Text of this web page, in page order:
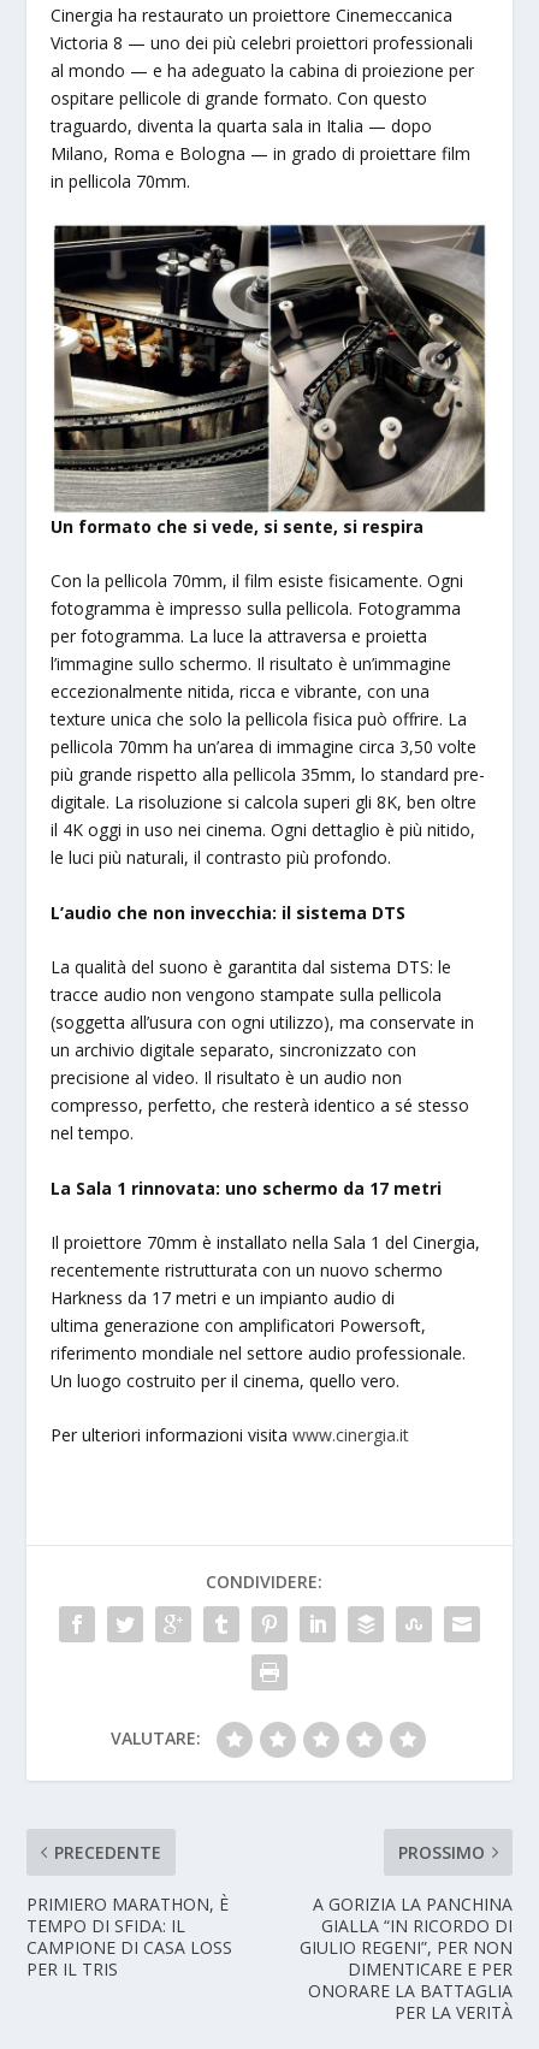
Cinergia ha restaurato un proiettore Cinemeccanica
Victoria 8 — uno dei più celebri proiettori professionali
al mondo — e ha adeguato la cabina di proiezione per
ospitare pellicole di grande formato. Con questo
traguardo, diventa la quarta sala in Italia — dopo
Milano, Roma e Bologna — in grado di proiettare film
in pellicola 70mm.
Un formato che si vede, si sente, si respira
Con la pellicola 70mm, il film esiste fisicamente. Ogni
fotogramma è impresso sulla pellicola. Fotogramma
per fotogramma. La luce la attraversa e proietta
l’immagine sullo schermo. Il risultato è un’immagine
eccezionalmente nitida, ricca e vibrante, con una
texture unica che solo la pellicola fisica può offrire. La
pellicola 70mm ha un’area di immagine circa 3,50 volte
più grande rispetto alla pellicola 35mm, lo standard pre-
digitale. La risoluzione si calcola superi gli 8K, ben oltre
il 4K oggi in uso nei cinema. Ogni dettaglio è più nitido,
le luci più naturali, il contrasto più profondo.
L’audio che non invecchia: il sistema DTS
La qualità del suono è garantita dal sistema DTS: le
tracce audio non vengono stampate sulla pellicola
(soggetta all’usura con ogni utilizzo), ma conservate in
un archivio digitale separato, sincronizzato con
precisione al video. Il risultato è un audio non
compresso, perfetto, che resterà identico a sé stesso
nel tempo.
La Sala 1 rinnovata: uno schermo da 17 metri
Il proiettore 70mm è installato nella Sala 1 del Cinergia,
recentemente ristrutturata con un nuovo schermo
Harkness da 17 metri e un impianto audio di
ultima generazione con amplificatori Powersoft,
riferimento mondiale nel settore audio professionale.
Un luogo costruito per il cinema, quello vero.
Per ulteriori informazioni visitawww.cinergia.it
CONDIVIDERE:
VALUTARE:
PRECEDENTE
PRIMIERO MARATHON, È
TEMPO DI SFIDA: IL
CAMPIONE DI CASA LOSS
PER IL TRIS
PROSSIMO
A GORIZIA LA PANCHINA
GIALLA “IN RICORDO DI
GIULIO REGENI”, PER NON
DIMENTICARE E PER
ONORARE LA BATTAGLIA
PER LA VERITÀ